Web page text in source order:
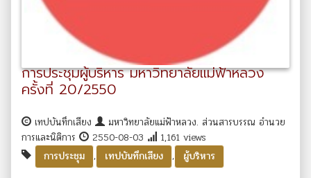
การประชุมผู้บริหาร มหาวิทยาลัยแม่ฟ้าหลวง
ครั้งที่ 20/2550
เทปบันทึกเสียง
มหาวิทยาลัยแม่ฟ้าหลวง. ส่วนสารบรรณ อำนวย
การและนิติการ
2550-08-03
1,161 views
การประชุม
, เทปบันทึกเสียง , ผู้บริหาร